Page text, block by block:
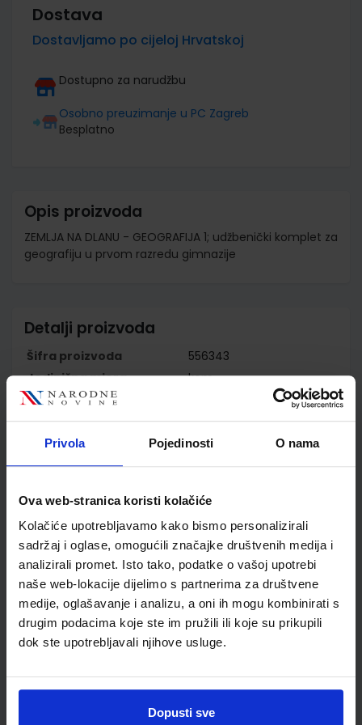
Privola Pojedinosti O nama
Ova web-stranica koristi kolačiće
Kolačiće upotrebljavamo kako bismo personalizirali
sadržaj i oglase, omogućili značajke društvenih medija i
analizirali promet. Isto tako, podatke o vašoj upotrebi
naše web-lokacije dijelimo s partnerima za društvene
medije, oglašavanje i analizu, a oni ih mogu kombinirati s
drugim podacima koje ste im pružili ili koje su prikupili
dok ste upotrebljavali njihove usluge.
Dopusti sve
Dostava
Dostavljamo po cijeloj Hrvatskoj
Dostupno za narudžbu
Osobno preuzimanje u PC Zagreb
Besplatno
Opis proizvoda
ZEMLJA NA DLANU - GEOGRAFIJA 1; udžbenički komplet za
geografiju u prvom razredu gimnazije
Detalji proizvoda
Šifra proizvoda
556343
Jedinična mjera
kom
Nakladnik
MERIDIJANI OBRT ZA
Autor
Dražen Perica Ružica Vuk
Vrsta škole
2 GIMNAZIJA
Nastavni predmet
GEOGRAFIJA
Reg br min
6191